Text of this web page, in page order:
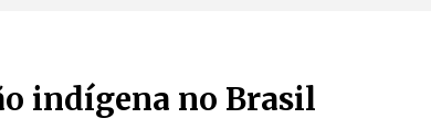
indígena no Brasil